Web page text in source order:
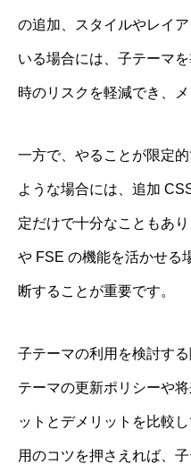
の追加、スタイルやレイ
いる場合には、子テーマ
時のリスクを軽減でき、
一方で、やることが限定
ような場合には、追加
定だけで十分なこともあ
や FSE の機能を活かせる
断することが重要です。
子テーマの利用を検討す
テーマの更新ポリシーや
ットとデメリットを比較
用のコツを押さえれば、